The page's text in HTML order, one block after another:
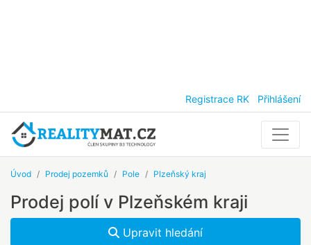
Registrace RK Přihlášení
Úvod Prodej pozemků Pole Plzeňský kraj
Prodej polí v Plzeňském kraji
Upravit hledání